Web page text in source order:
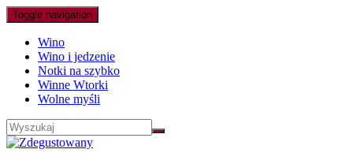
Toggle navigation
Wino
Wino i jedzenie
Notki na szybko
Winne Wtorki
Wolne myśli